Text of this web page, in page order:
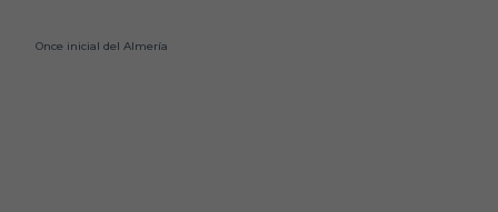
Once inicial del Almería